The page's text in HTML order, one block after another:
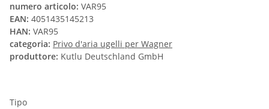
numero articolo: VAR95
EAN: 4051435145213
HAN: VAR95
categoria: Privo d'aria ugelli per Wagner
produttore: Kutlu Deutschland GmbH
Tipo